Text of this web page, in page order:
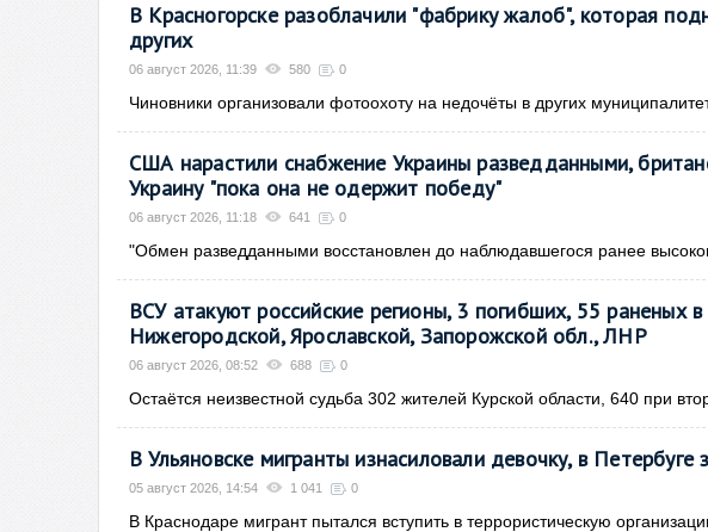
В Красногорске разоблачили "фабрику жалоб", которая
других
06 август 2026, 11:39 580 0
Чиновники организовали фотоохоту на недочёты в других
США нарастили снабжение Украины разведданными,
Украину "пока она не одержит победу"
06 август 2026, 11:18 641 0
"Обмен разведданными восстановлен до наблюдавшегося ранее
ВСУ атакуют российские регионы, 3 погибших, 55 раненых
Нижегородской, Ярославской, Запорожской обл., ЛНР
06 август 2026, 08:52 688 0
Остаётся неизвестной судьба 302 жителей Курской области, 640 при
В Ульяновске мигранты изнасиловали девочку, в Петербуге
05 август 2026, 14:54 1 041 0
В Краснодаре мигрант пытался вступить в террористическую